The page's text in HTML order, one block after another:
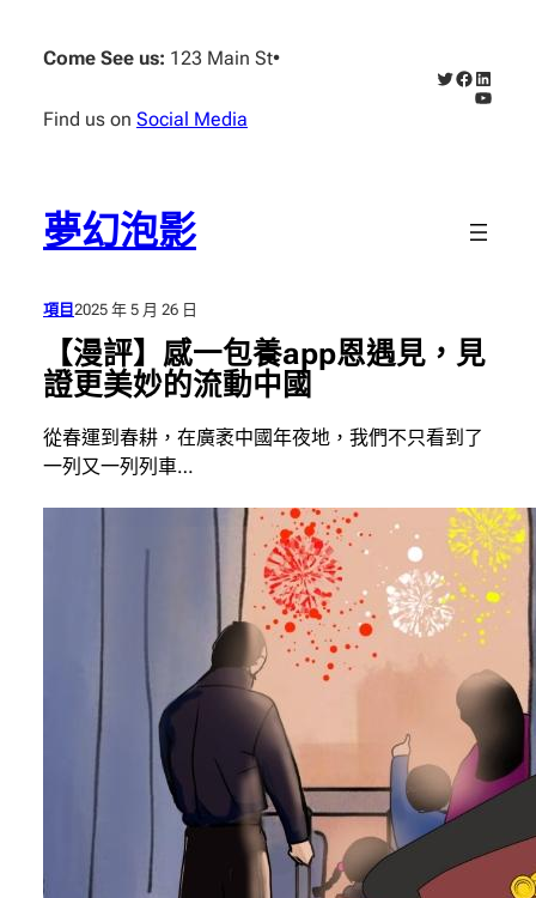
Come See us: 123 Main St•
Find us on Social Media
X Facebook
夢幻泡影
項目 2025 年 5 月 26 日
【漫評】感一包養app恩遇見，見
證更美妙的流動中國
從春運到春耕，在廣袤中國年夜地，我們不只看到了
一列又一列列車…